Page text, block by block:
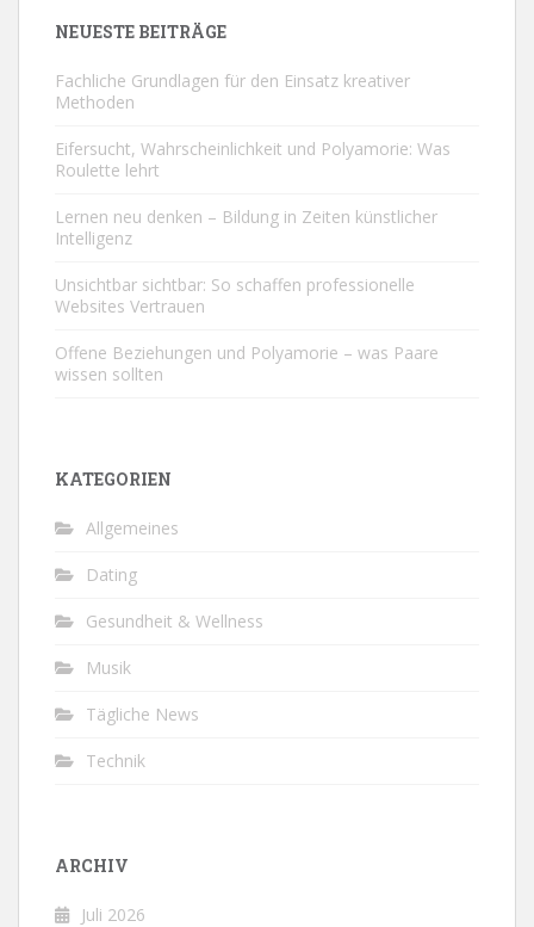
NEUESTE BEITRÄGE
Fachliche Grundlagen für den Einsatz kreativer
Methoden
Eifersucht, Wahrscheinlichkeit und Polyamorie: Was
Roulette lehrt
Lernen neu denken – Bildung in Zeiten künstlicher
Intelligenz
Unsichtbar sichtbar: So schaffen professionelle
Websites Vertrauen
Offene Beziehungen und Polyamorie – was Paare
wissen sollten
KATEGORIEN
Allgemeines
Dating
Gesundheit & Wellness
Musik
Tägliche News
Technik
ARCHIV
Juli 2026